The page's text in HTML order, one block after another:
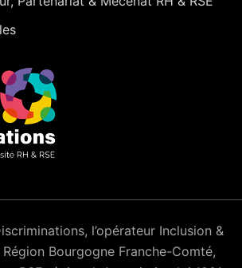
l’opérateur Inclusion &
Bourgogne Franche-Comté,